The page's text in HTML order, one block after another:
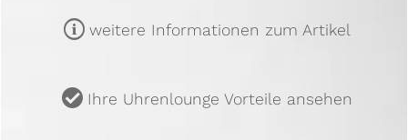
m weitere Informationen zum Artikel
u Ihre Uhrenlounge Vorteile ansehen